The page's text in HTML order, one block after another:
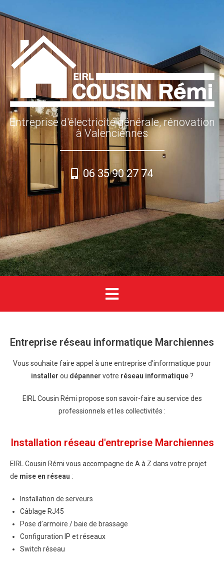
Entreprise d'électricité générale, rénovation
à Valenciennes
06 35 90 27 74
Entreprise réseau informatique Marchiennes
Vous souhaite faire appel à une entreprise d’informatique pour
installer ou dépanner votre réseau informatique?
EIRL Cousin Rémi propose son savoir-faire au service des
professionnels et les collectivités :
Installation réseau d'entreprise Marchiennes
EIRL Cousin Rémi vous accompagne de A à Z dans votre projet
de mise en réseau :
Installation de serveurs
Câblage RJ45
Pose d’armoire / baie de brassage
Configuration IP et réseaux
Switch réseau